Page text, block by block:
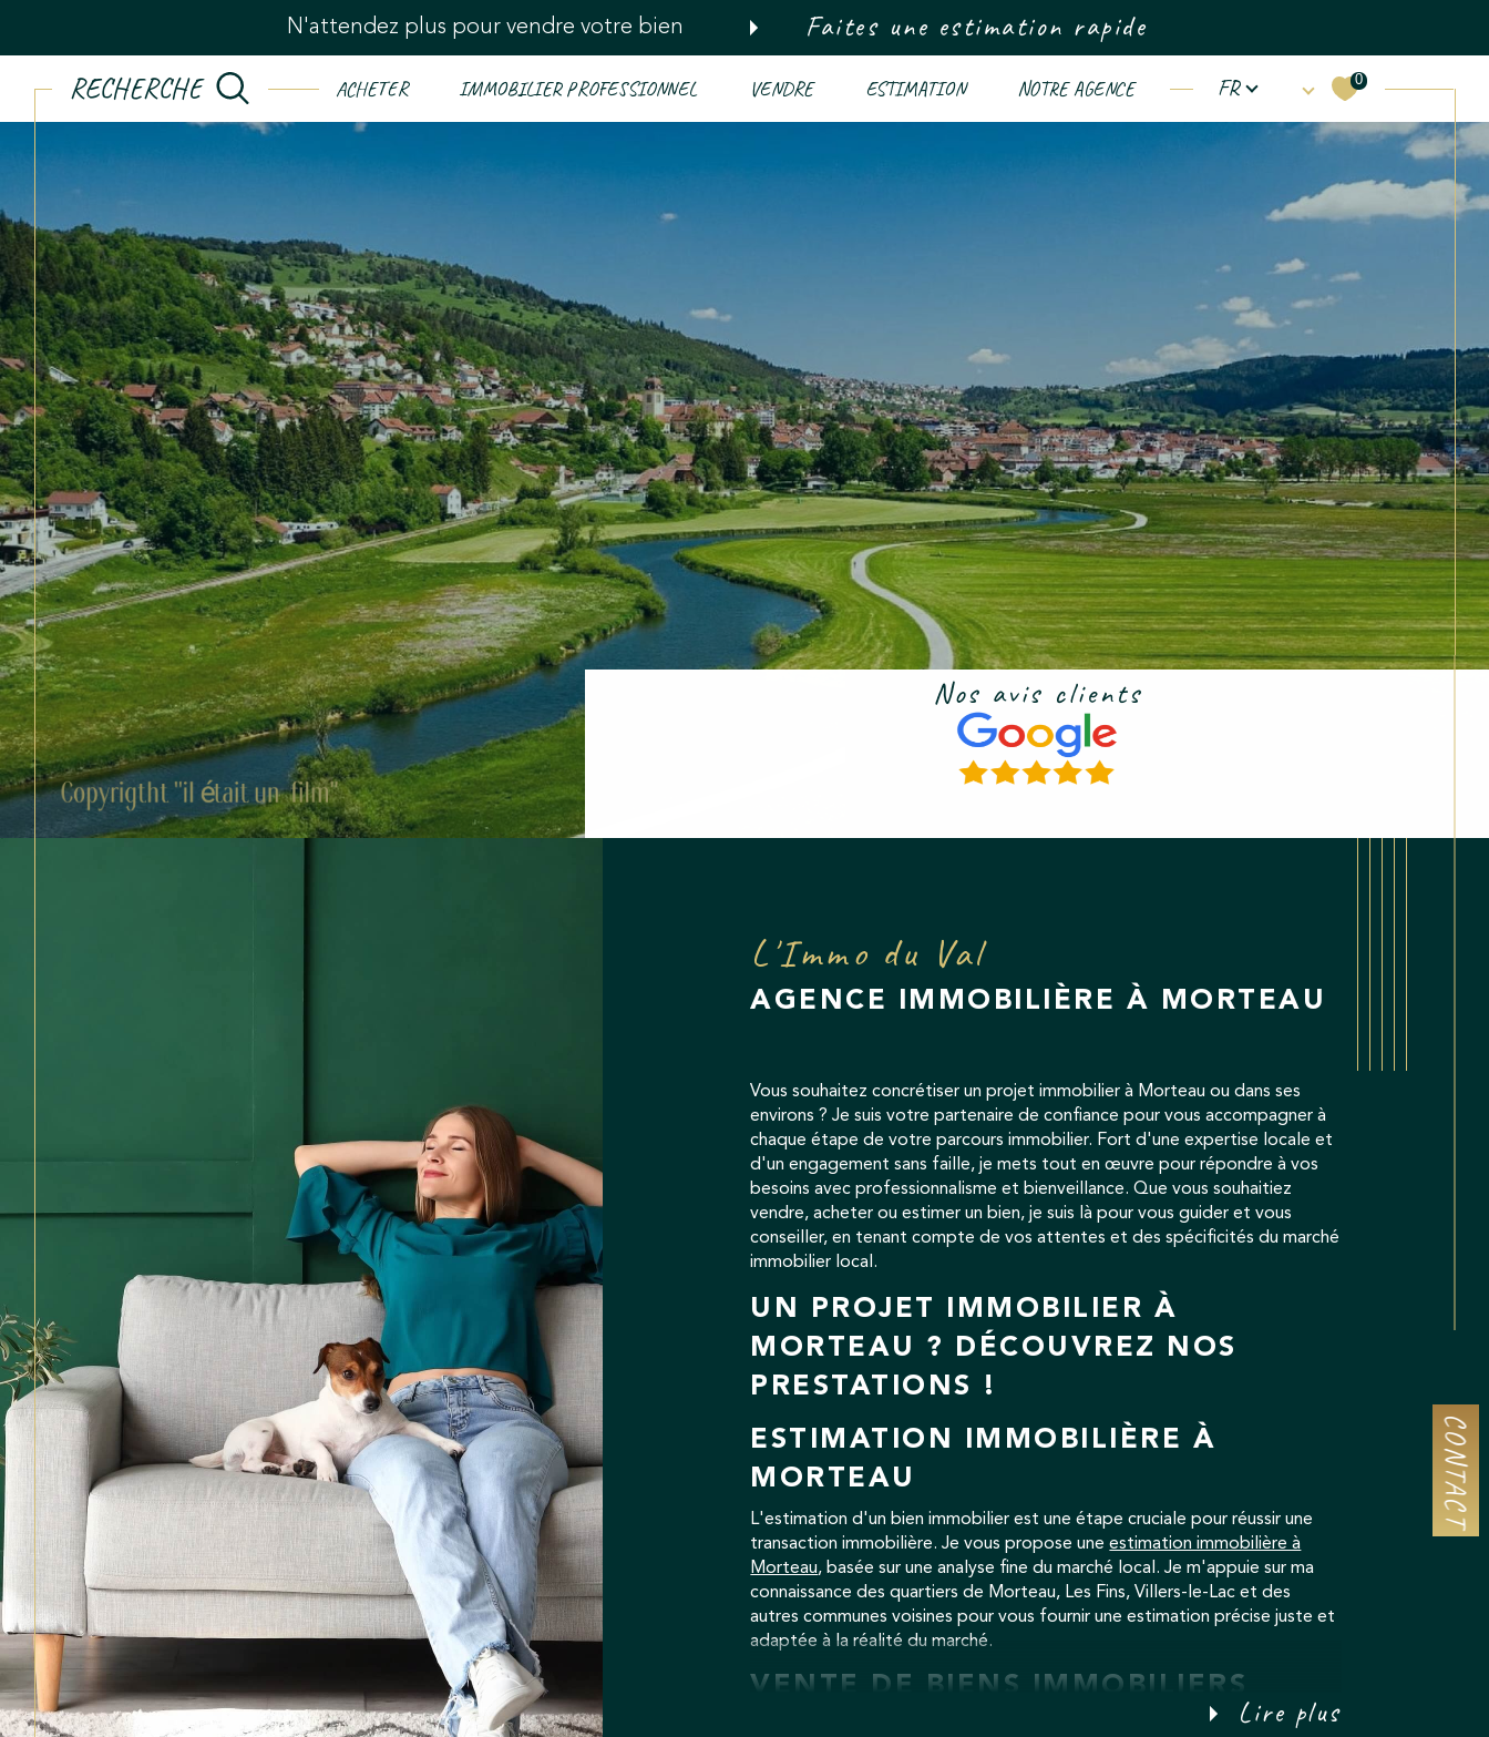
N'attendez plus pour vendre votre bien Faites une estimation rapide
ACHETER IMMOBILIER PROFESSIONNEL VENDRE ESTIMATION NOTRE AGENCE
RECHERCHE Langue
FR 0
CONTACT
de l'ancien
de l'immo pro
TYPE DE BIEN
Voir les10annonces
Réinitialiser les filtres
Nos avis clients
L'Immo du Val
AGENCE IMMOBILIÈRE À MORTEAU
Vous souhaitez concrétiser un projet immobilier à Morteau ou dans ses
environs ? Je suis votre partenaire de confiance pour vous accompagner à
chaque étape de votre parcours immobilier. Fort d'une expertise locale et
d'un engagement sans faille, je mets tout en œuvre pour répondre à vos
besoins avec professionnalisme et bienveillance. Que vous souhaitiez
vendre, acheter ou estimer un bien, je suis là pour vous guider et vous
conseiller, en tenant compte de vos attentes et des spécificités du marché
immobilier local.
UN PROJET IMMOBILIER À
MORTEAU ? DÉCOUVREZ NOS
PRESTATIONS !
ESTIMATION IMMOBILIÈRE À
MORTEAU
L'estimation d'un bien immobilier est une étape cruciale pour réussir une
transaction immobilière. Je vous propose uneestimation immobilière à
Morteau, basée sur une analyse fine du marché local. Je m'appuie sur ma
connaissance des quartiers de Morteau, Les Fins, Villers-le-Lac et des
autres communes voisines pour vous fournir une estimation précise juste et
adaptée à la réalité du marché.
VENTE DE BIENS IMMOBILIERS
Je vous accompagne dans la vente de votre bien, qu'il s'agisse d'uneLire plus